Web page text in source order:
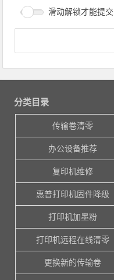
滑动解锁才能提交
分类目录
传输卷清零
办公设备推荐
复印机维修
惠普打印机固件降级
打印机加墨粉
打印机远程在线清零
更换新的传输卷